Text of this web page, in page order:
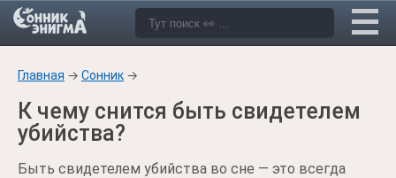
Главная → Сонник →
К чему снится быть свидетелем
убийства?
Быть свидетелем убийства во сне — это всегда